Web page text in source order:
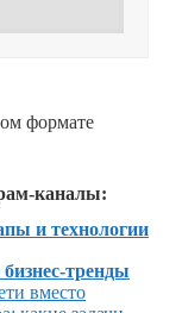
формате
каналы:
и технологии
тренды
вместо